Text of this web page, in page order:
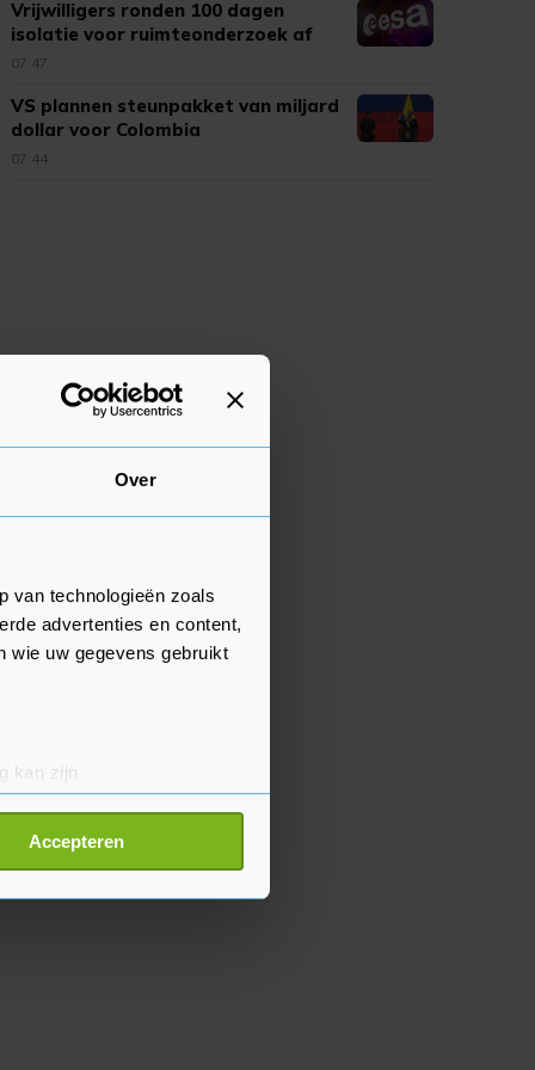
Over
van technologieën zoals
advertenties en content,
wie uw gegevens gebruikt
kan zijn
detailgedeelte
Accepteren
Vrijwilligers ronden 100 dagen
isolatie voor ruimteonderzoek af
07:47
VS plannen steunpakket van miljard
dollar voor Colombia
07:44